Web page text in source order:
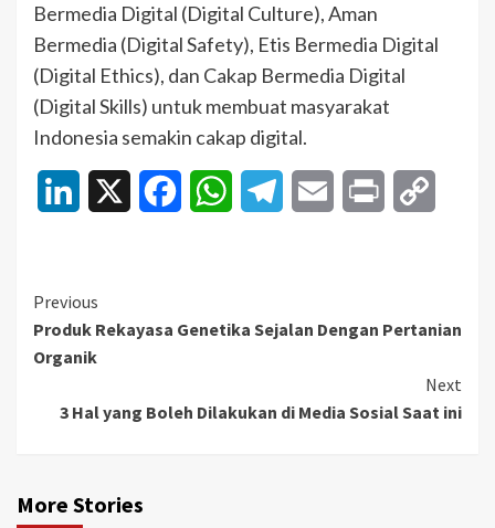
Bermedia Digital (Digital Culture), Aman
Bermedia (Digital Safety), Etis Bermedia Digital
(Digital Ethics), dan Cakap Bermedia Digital
(Digital Skills) untuk membuat masyarakat
Indonesia semakin cakap digital.
LinkedIn FacebookWhatsAppTelegramEmail Print
Continue
Reading
Previous
Produk Rekayasa Genetika Sejalan Dengan Pertanian
Organik
Next
3 Hal yang Boleh Dilakukan di Media Sosial Saat ini
More Stories